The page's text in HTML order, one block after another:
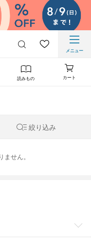
メニュー
読みもの カート
絞り込み
せん。